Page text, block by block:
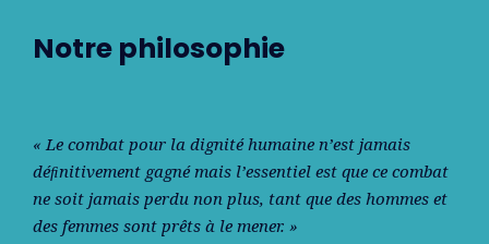
Notre philosophie
« Le combat pour la dignité humaine n’est jamais
déﬁnitivement gagné mais l’essentiel est que ce combat
ne soit jamais perdu non plus, tant que des hommes et
des femmes sont prêts à le mener. »